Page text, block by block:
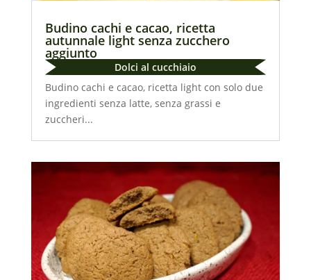
Budino cachi e cacao, ricetta
autunnale light senza zucchero
aggiunto
Dolci al cucchiaio
Budino cachi e cacao, ricetta light con solo due
ingredienti senza latte, senza grassi e
zuccheri...